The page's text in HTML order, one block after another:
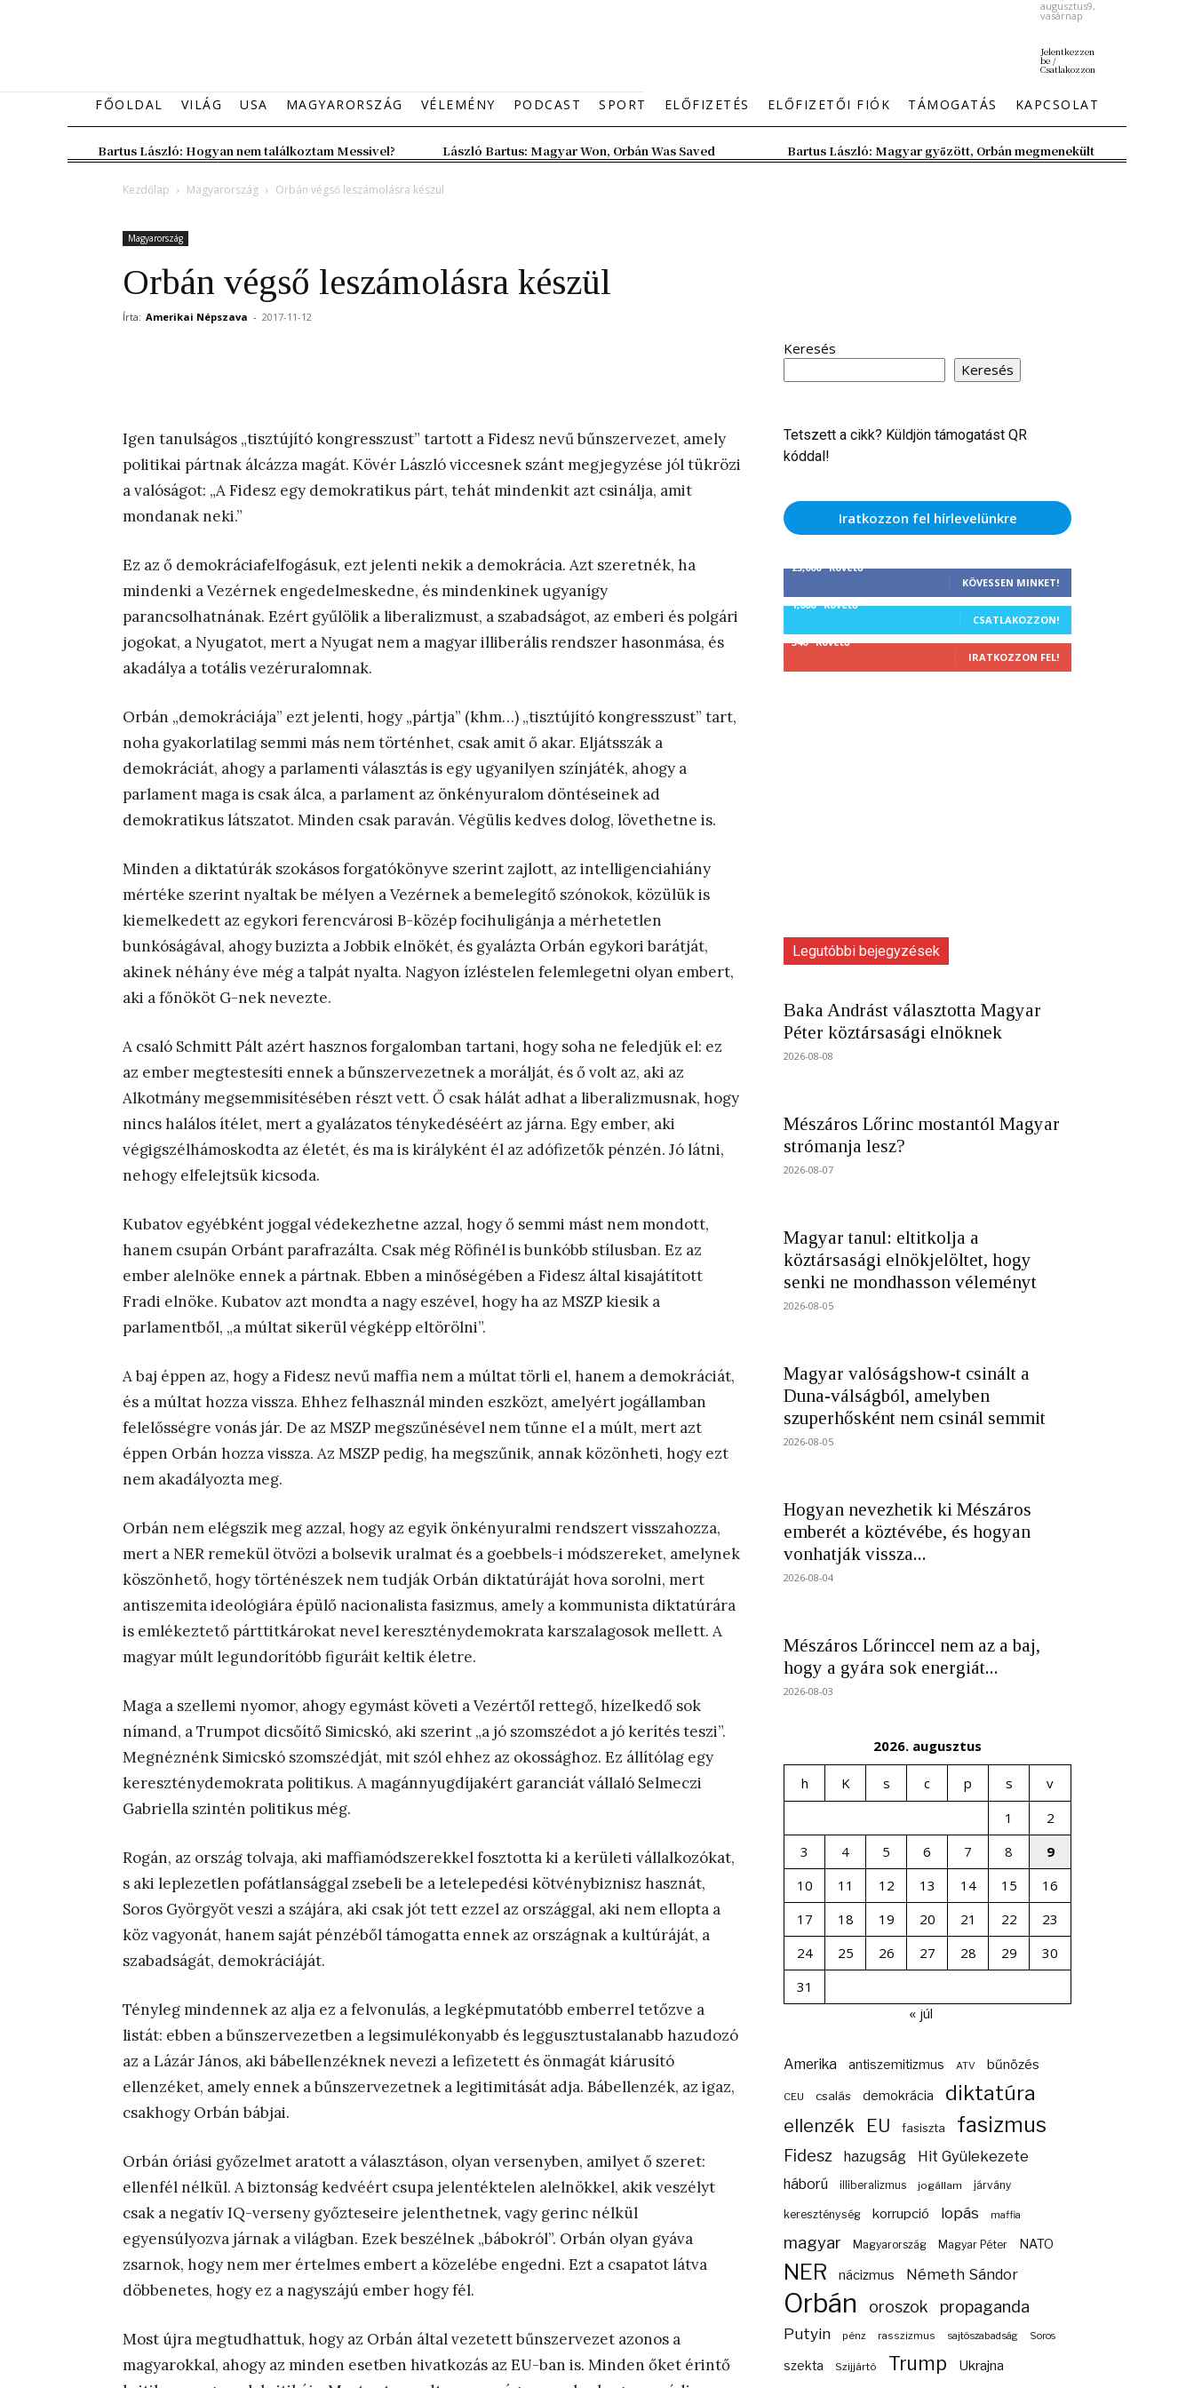
augusztus9,
vasárnap
Jelentkezzen
be /
Csatlakozzon
FŐOLDAL VILÁG USA MAGYARORSZÁG VÉLEMÉNY PODCAST SPORT ELŐFIZETÉS ELŐFIZETŐI FIÓK TÁMOGATÁS KAPCSOLAT
Bartus László: Hogyan nem találkoztam Messivel? László Bartus: Magyar Won, Orbán Was Saved Bartus László: Magyar győzött, Orbán megmenekült
Kezdőlap Magyarország Orbán végső leszámolásra készül
Magyarország
Orbán végső leszámolásra készül
Írta: Amerikai Népszava - 2017-11-12
Igen tanulságos „tisztújító kongresszust” tartott a Fidesz nevű bűnszervezet, amely
politikai pártnak álcázza magát. Kövér László viccesnek szánt megjegyzése jól tükrözi
a valóságot: „A Fidesz egy demokratikus párt, tehát mindenkit azt csinálja, amit
mondanak neki.”
Ez az ő demokráciafelfogásuk, ezt jelenti nekik a demokrácia. Azt szeretnék, ha
mindenki a Vezérnek engedelmeskedne, és mindenkinek ugyanígy
parancsolhatnának. Ezért gyűlölik a liberalizmust, a szabadságot, az emberi és polgári
jogokat, a Nyugatot, mert a Nyugat nem a magyar illiberális rendszer hasonmása, és
akadálya a totális vezéruralomnak.
Orbán „demokráciája” ezt jelenti, hogy „pártja” (khm…) „tisztújító kongresszust” tart,
noha gyakorlatilag semmi más nem történhet, csak amit ő akar. Eljátsszák a
demokráciát, ahogy a parlamenti választás is egy ugyanilyen színjáték, ahogy a
parlament maga is csak álca, a parlament az önkényuralom döntéseinek ad
demokratikus látszatot. Minden csak paraván. Végülis kedves dolog, lövethetne is.
Minden a diktatúrák szokásos forgatókönyve szerint zajlott, az intelligenciahiány
mértéke szerint nyaltak be mélyen a Vezérnek a bemelegítő szónokok, közülük is
kiemelkedett az egykori ferencvárosi B-közép focihuligánja a mérhetetlen
bunkóságával, ahogy buzizta a Jobbik elnökét, és gyalázta Orbán egykori barátját,
akinek néhány éve még a talpát nyalta. Nagyon ízléstelen felemlegetni olyan embert,
aki a főnököt G-nek nevezte.
A csaló Schmitt Pált azért hasznos forgalomban tartani, hogy soha ne feledjük el: ez
az ember megtestesíti ennek a bűnszervezetnek a morálját, és ő volt az, aki az
Alkotmány megsemmisítésében részt vett. Ő csak hálát adhat a liberalizmusnak, hogy
nincs halálos ítélet, mert a gyalázatos ténykedéséért az járna. Egy ember, aki
végigszélhámoskodta az életét, és ma is királyként él az adófizetők pénzén. Jó látni,
nehogy elfelejtsük kicsoda.
Kubatov egyébként joggal védekezhetne azzal, hogy ő semmi mást nem mondott,
hanem csupán Orbánt parafrazálta. Csak még Röfinél is bunkóbb stílusban. Ez az
ember alelnöke ennek a pártnak. Ebben a minőségében a Fidesz által kisajátított
Fradi elnöke. Kubatov azt mondta a nagy eszével, hogy ha az MSZP kiesik a
parlamentből, „a múltat sikerül végképp eltörölni”.
A baj éppen az, hogy a Fidesz nevű maffia nem a múltat törli el, hanem a demokráciát,
és a múltat hozza vissza. Ehhez felhasznál minden eszközt, amelyért jogállamban
felelősségre vonás jár. De az MSZP megszűnésével nem tűnne el a múlt, mert azt
éppen Orbán hozza vissza. Az MSZP pedig, ha megszűnik, annak közönheti, hogy ezt
nem akadályozta meg.
Orbán nem elégszik meg azzal, hogy az egyik önkényuralmi rendszert visszahozza,
mert a NER remekül ötvözi a bolsevik uralmat és a goebbels-i módszereket, amelynek
köszönhető, hogy történészek nem tudják Orbán diktatúráját hova sorolni, mert
antiszemita ideológiára épülő nacionalista fasizmus, amely a kommunista diktatúrára
is emlékeztető párttitkárokat nevel kereszténydemokrata karszalagosok mellett. A
magyar múlt legundorítóbb figuráit keltik életre.
Maga a szellemi nyomor, ahogy egymást követi a Vezértől rettegő, hízelkedő sok
nímand, a Trumpot dicsőítő Simicskó, aki szerint „a jó szomszédot a jó kerítés teszi”.
Megnéznénk Simicskó szomszédját, mit szól ehhez az okossághoz. Ez állítólag egy
kereszténydemokrata politikus. A magánnyugdíjakért garanciát vállaló Selmeczi
Gabriella szintén politikus még.
Rogán, az ország tolvaja, aki maffiamódszerekkel fosztotta ki a kerületi vállalkozókat,
s aki leplezetlen pofátlansággal zsebeli be a letelepedési kötvénybiznisz hasznát,
Soros Györgyöt veszi a szájára, aki csak jót tett ezzel az országgal, aki nem ellopta a
köz vagyonát, hanem saját pénzéből támogatta ennek az országnak a kultúráját, a
szabadságát, demokráciáját.
Tényleg mindennek az alja ez a felvonulás, a legképmutatóbb emberrel tetőzve a
listát: ebben a bűnszervezetben a legsimulékonyabb és leggusztustalanabb hazudozó
az a Lázár János, aki bábellenzéknek nevezi a lefizetett és önmagát kiárusító
ellenzéket, amely ennek a bűnszervezetnek a legitimitását adja. Bábellenzék, az igaz,
csakhogy Orbán bábjai.
Orbán óriási győzelmet aratott a választáson, olyan versenyben, amilyet ő szeret:
ellenfél nélkül. A biztonság kedvéért csupa jelentéktelen alelnökkel, akik veszélyt
csak a negatív IQ-verseny győzteseire jelenthetnek, vagy gerinc nélkül
egyensúlyozva járnak a világban. Ezek beszélnek „bábokról”. Orbán olyan gyáva
zsarnok, hogy nem mer értelmes embert a közelébe engedni. Ezt a csapatot látva
döbbenetes, hogy ez a nagyszájú ember hogy fél.
Most újra megtudhattuk, hogy az Orbán által vezetett bűnszervezet azonos a
magyarokkal, ahogy az minden esetben hivatkozás az EU-ban is. Minden őket érintő
Keresés
Keresés
Tetszett a cikk? Küldjön támogatást QR
kóddal!
Iratkozzon fel hírlevelünkre
25,000 Követő
KÖVESSEN MINKET!
1,000 Követő
CSATLAKOZZON!
340 Követő
IRATKOZZON FEL!
Legutóbbi bejegyzések
Baka Andrást választotta Magyar
Péter köztársasági elnöknek
2026-08-08
Mészáros Lőrinc mostantól Magyar
strómanja lesz?
2026-08-07
Magyar tanul: eltitkolja a
köztársasági elnökjelöltet, hogy
senki ne mondhasson véleményt
2026-08-05
Magyar valóságshow-t csinált a
Duna-válságból, amelyben
szuperhősként nem csinál semmit
2026-08-05
Hogyan nevezhetik ki Mészáros
emberét a köztévébe, és hogyan
vonhatják vissza...
2026-08-04
Mészáros Lőrinccel nem az a baj,
hogy a gyára sok energiát...
2026-08-03
2026. augusztus
h K s c p s
v
1
2
3
4 5 6 7 8
9
10
11 12 13 14 15
16
17
18 19 20 21 22
23
24
25 26 27 28 29
30
31
« júl
Amerika antiszemitizmus ATV bűnözés
CEU csalás demokrácia diktatúra
ellenzék EU fasiszta fasizmus
Fidesz hazugság Hit Gyülekezete
háború illiberalizmus jogállam járvány
kereszténység korrupció lopás maffia
magyar Magyarország Magyar Péter NATO
NER nácizmus Németh Sándor
Orbán oroszok propaganda
Putyin pénz rasszizmus sajtószabadság Soros
szekta Szijjártó Trump Ukrajna